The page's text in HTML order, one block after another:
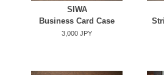
SIWA
Business Card Case
3,000 JPY